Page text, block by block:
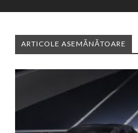
ARTICOLE ASEMĂNĂTOARE